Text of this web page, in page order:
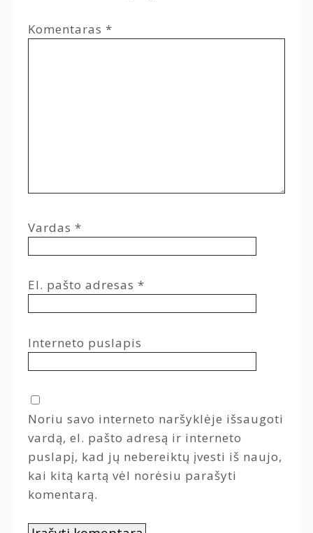
Komentaras *
Vardas *
El. pašto adresas *
Interneto puslapis
Noriu savo interneto naršyklėje išsaugoti
vardą, el. pašto adresą ir interneto
puslapį, kad jų nebereiktų įvesti iš naujo,
kai kitą kartą vėl norėsiu parašyti
komentarą.